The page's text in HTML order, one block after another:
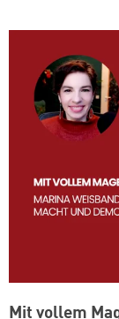
Mit vollem